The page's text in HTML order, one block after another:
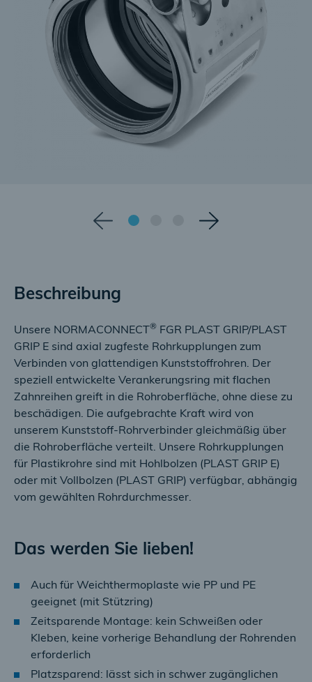
Beschreibung
Unsere NORMACONNECT ® FGR PLAST GRIP/PLAST
GRIP E sind axial zugfeste Rohrkupplungen zum
Verbinden von glattendigen Kunststoffrohren. Der
speziell entwickelte Verankerungsring mit flachen
Zahnreihen greift in die Rohroberfläche, ohne diese zu
beschädigen. Die aufgebrachte Kraft wird von
unserem Kunststoff-Rohrverbinder gleichmäßig über
die Rohroberfläche verteilt. Unsere Rohrkupplungen
für Plastikrohre sind mit Hohlbolzen (PLAST GRIP E)
oder mit Vollbolzen (PLAST GRIP) verfügbar, abhängig
vom gewählten Rohrdurchmesser.
Das werden Sie lieben!
Auch für Weichthermoplaste wie PP und PE
geeignet (mit Stützring)
Zeitsparende Montage: kein Schweißen oder
Kleben, keine vorherige Behandlung der Rohrenden
erforderlich
Platzsparend: lässt sich in schwer zugänglichen